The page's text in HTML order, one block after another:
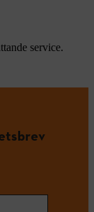
service.